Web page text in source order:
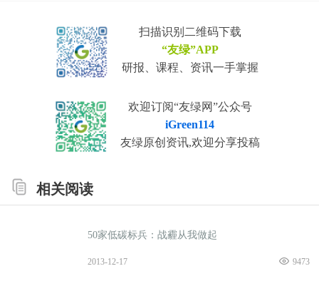
扫描识别二维码下载
“友绿”APP
研报、课程、资讯一手掌握
欢迎订阅“友绿网”公众号
iGreen114
友绿原创资讯,欢迎分享投稿
相关阅读
50家低碳标兵：战霾从我做起
2013-12-17 9473